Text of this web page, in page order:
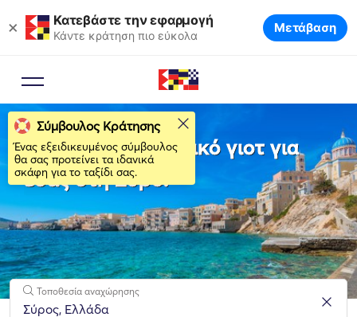
× Κατεβάστε την εφαρμογή
Κάντε κράτηση πιο εύκολα Μετάβαση
Νοικιάστε το ιδανικό γιοτ για
εσάς στη Σύρο!
Τοποθεσία αναχώρησης
Σύμβουλος Κράτησης
Ένας εξειδικευμένος σύμβουλος
θα σας προτείνει τα ιδανικά
σκάφη για το ταξίδι σας.